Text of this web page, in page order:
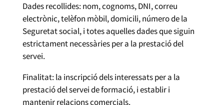
Dades recollides: nom, cognoms, DNI, correu
electrònic, telèfon mòbil, domicili, número de la
Seguretat social, i totes aquelles dades que siguin
estrictament necessàries per a la prestació del
servei.
Finalitat: la inscripció dels interessats per a la
prestació del servei de formació, i establir i
mantenir relacions comercials.